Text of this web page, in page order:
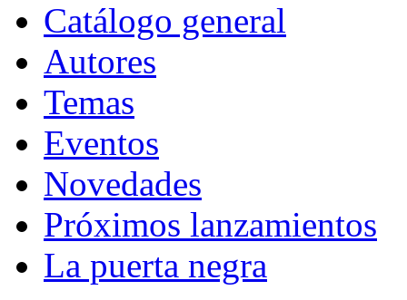
Catálogo general
Autores
Temas
Eventos
Novedades
Próximos lanzamientos
La puerta negra